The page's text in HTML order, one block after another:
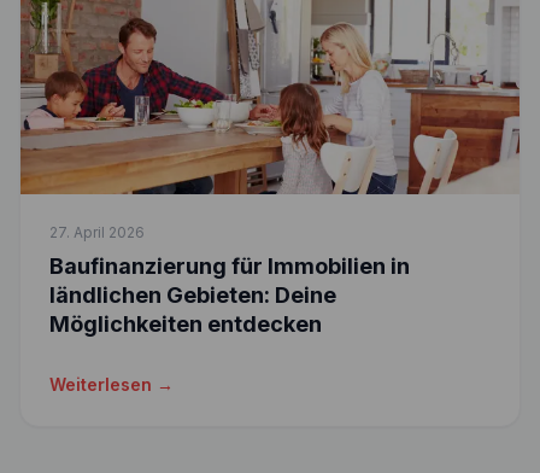
27. April 2026
Baufinanzierung für Immobilien in
ländlichen Gebieten: Deine
Möglichkeiten entdecken
Weiterlesen →